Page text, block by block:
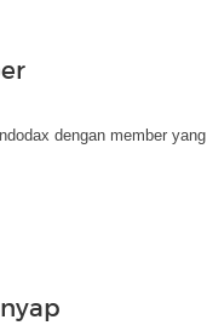
dengan member yang